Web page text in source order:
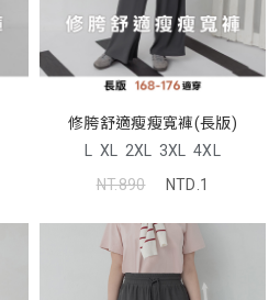
修胯舒適瘦瘦寬褲(長版)
L XL 2XL 3XL 4XL
NT.890
NTD.1